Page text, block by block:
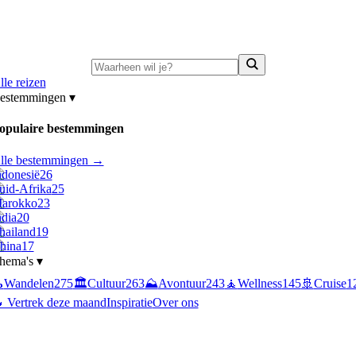
reizen
▾
bestemmingen
bestemmingen →
26
Afrika25
23
20
19
17
▾
Wandelen275🏛️Cultuur263⛰️Avontuur243🧘Wellness145🚢 Cruise
Vertrek deze maandInspiratieOver ons